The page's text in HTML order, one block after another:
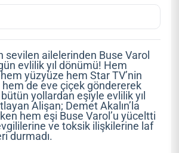
sevilen ailelerinden Buse Varol
evlilik yıl dönümü! Hem
yüzyüze hem Star TV’nin
hem de eve çiçek göndererek
yollardan eşiyle evlilik yıl
Alişan; Demet Akalın’la
hem eşi Buse Varol’u yüceltti
ve toksik ilişkilerine laf
durmadı.